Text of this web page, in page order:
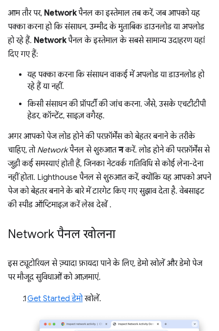
आम तौर पर, Networkपैनल का इस्तेमाल तब करें, जब आपको यह
पक्का करना हो कि संसाधन, उम्मीद के मुताबिक डाउनलोड या अपलोड
हो रहे हैं. Networkपैनल के इस्तेमाल के सबसे सामान्य उदाहरण यहां
दिए गए हैं:
यह पक्का करना कि संसाधन वाकई में अपलोड या डाउनलोड हो
रहे हैं या नहीं.
किसी संसाधन की प्रॉपर्टी की जांच करना. जैसे, उसके एचटीटीपी
हेडर, कॉन्टेंट, साइज़ वगैरह.
अगर आपको पेज लोड होने की परफ़ॉर्मेंस को बेहतर बनाने के तरीके
चाहिए, तो Networkपैनल से शुरुआतनकरें. लोड होने की परफ़ॉर्मेंस से
जुड़ी कई समस्याएं होती हैं, जिनका नेटवर्क गतिविधि से कोई लेना-देना
नहीं होता. Lighthouse पैनल से शुरुआत करें, क्योंकि यह आपको अपने
पेज को बेहतर बनाने के बारे में टारगेट किए गए सुझाव देता है. वेबसाइट
की स्पीड ऑप्टिमाइज़ करें लेख देखें .
Network पैनल खोलना
इस ट्यूटोरियल से ज़्यादा फ़ायदा पाने के लिए, डेमो खोलें और डेमो पेज
पर मौजूद सुविधाओं को आज़माएं.
Get Started डेमोखोलें.